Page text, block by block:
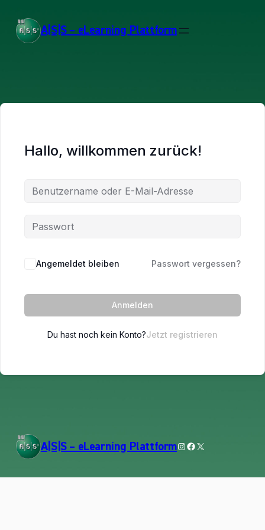
A|S|S – eLearning Plattform
Hallo, willkommen zurück!
Angemeldet bleiben Passwort vergessen?
Anmelden
Du hast noch kein Konto?Jetzt registrieren
A|S|S – eLearning PlattformInstagram
Facebook
X